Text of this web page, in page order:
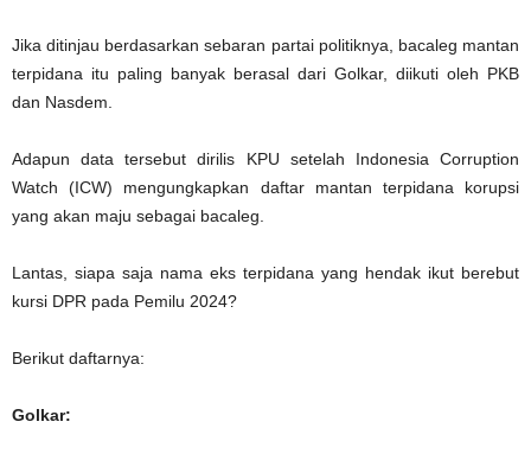
Jika ditinjau berdasarkan sebaran partai politiknya, bacaleg mantan
terpidana itu paling banyak berasal dari Golkar, diikuti oleh PKB
dan Nasdem.
Adapun data tersebut dirilis KPU setelah Indonesia Corruption
Watch (ICW) mengungkapkan daftar mantan terpidana korupsi
yang akan maju sebagai bacaleg.
Lantas, siapa saja nama eks terpidana yang hendak ikut berebut
kursi DPR pada Pemilu 2024?
Berikut daftarnya:
Golkar: